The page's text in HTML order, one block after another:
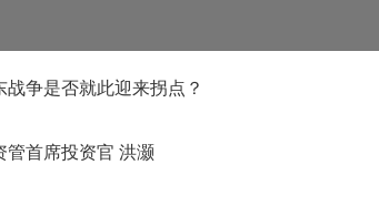
战争是否就此迎来拐点？
管首席投资官 洪灏